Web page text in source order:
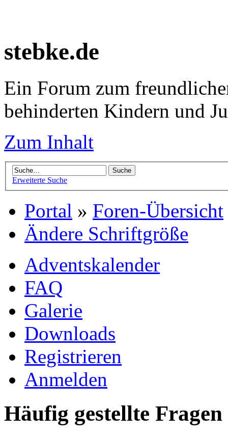
stebke.de
Ein Forum zum
behinderten Kindern und
Zum Inhalt
Erweiterte Suche
Portal » Foren-Übersicht
Ändere Schriftgröße
Adventskalender
FAQ
Galerie
Downloads
Registrieren
Anmelden
Häufig gestellte Fragen